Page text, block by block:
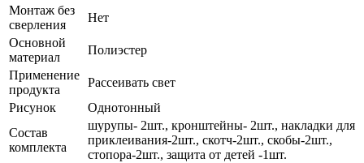
Монтаж без
сверления
Нет
Основной
материал
Полиэстер
Применение
продукта
Рассеивать свет
Рисунок
Однотонный
Состав
комплекта
шурупы- 2шт., кронштейны- 2шт., накладки для
приклеивания-2шт., скотч-2шт., скобы-2шт.,
стопора-2шт., защита от детей -1шт.